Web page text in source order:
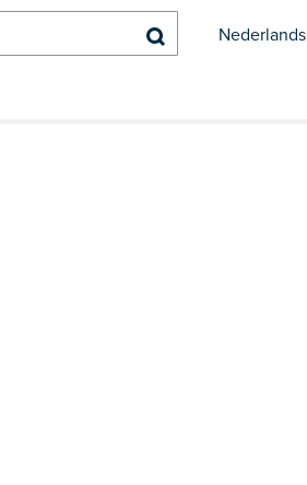
ZoekenNederlands